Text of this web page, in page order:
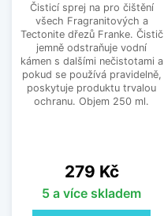
Čisticí sprej na pro čištění
všech Fragranitových a
Tectonite dřezů Franke. Čistič
jemně odstraňuje vodní
kámen s dalšími nečistotami a
pokud se používá pravidelně,
poskytuje produktu trvalou
ochranu. Objem 250 ml.
Cena
279 Kč
5 a více skladem